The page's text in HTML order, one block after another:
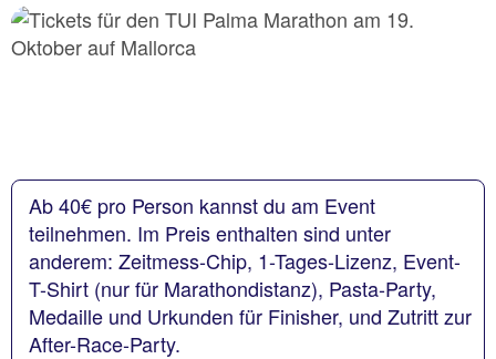
Ab 40€ pro Person kannst du am Event
teilnehmen. Im Preis enthalten sind unter
anderem: Zeitmess-Chip, 1-Tages-Lizenz, Event-
T-Shirt (nur für Marathondistanz), Pasta-Party,
Medaille und Urkunden für Finisher, und Zutritt zur
After-Race-Party.